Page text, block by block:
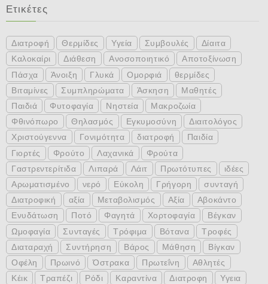
Ετικέτες
Διατροφή Θερμίδες Υγεία Συμβουλές
Δίαιτα
Καλοκαίρι
Διάθεση Ανοσοποιητικό
Αποτοξίνωση
Πάσχα
Άνοιξη Γλυκά Ομορφιά
θερμίδες
Βιταμίνες
Συμπληρώματα Άσκηση
Μαθητές
Παιδιά
Φυτοφαγία Νηστεία
Μακροζωία
Φθινόπωρο
Θηλασμός Εγκυμοσύνη
Διαιτολόγος
Χριστούγεννα
Γονιμότητα διατροφή
Παιδία
Γιορτές
Φρούτο Λαχανικά
Φρούτα
Γαστρεντερίτιδα
Λιπαρά Λάιτ Πρωτότυπες
ιδέες
Αρωματισμένο
νερό Εύκολη Γρήγορη
συνταγή
Διατροφική
αξία Μεταβολισμός Αξία
Αβοκάντο
Ενυδάτωση
Ποτό Φαγητά Χορτοφαγία
Βέγκαν
Ωμοφαγία
Συνταγές Τρόφιμα Βότανα
Τροφές
Διαταραχή
Συντήρηση Βάρος Μάθηση
Βίγκαν
Οφέλη
Πρωινό Όστρακα Πρωτεΐνη
Αθλητές
Κέικ
Τραπέζι Ρόδι Καραντίνα Διατροφη
Υγεια